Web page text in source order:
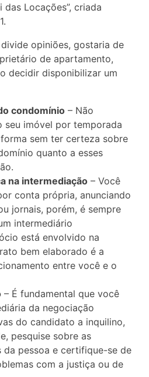
Locações”, criada
opiniões, gostaria de
de apartamento,
decidir disponibilizar um
condomínio – Não
seu imóvel por temporada
sem ter certeza sobre
quanto a esses
na intermediação – Você
conta própria, anunciando
jornais, porém, é sempre
intermediário
está envolvido na
bem elaborado é a
entre você e o
– É fundamental que você
da negociação
do candidato a inquilino,
pesquise sobre as
da pessoa e certifique-se de
com a justiça ou de